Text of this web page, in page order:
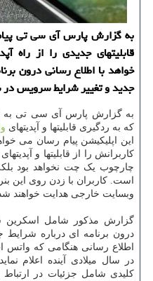
به گزارش پارس آی سی تی
قابلیتهای جدیدی را از راه
خواهد با اطلاع رسانی درون
جدید و تغییر شرایط سرویس در سال ۲۰۲۱
که به ردگیری قابلیتها و آپدیتهای
این اپلیکیشن پیام رسان می
کاربرانش را از قابلیتها و
چارچوب یک چت نخواهد بود
است. کاربران با زدن روی این
وبسایت خارجی هدایت خواهند
گزارش مذکور شامل اسکرین
درون برنامه ای درباره
اطلاع رسانی هنگامی که
در سال میلادی آینده اعلام
کلیدی شامل جزئیات در ارتباط